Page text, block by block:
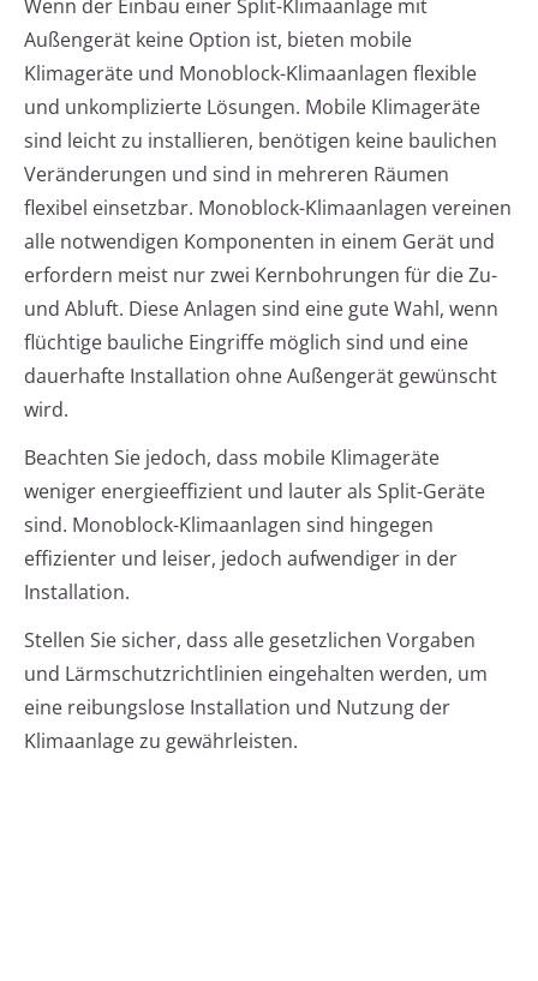
Wenn der Einbau einer Split-Klimaanlage mit
Außengerät keine Option ist, bieten mobile
Klimageräte und Monoblock-Klimaanlagen flexible
und unkomplizierte Lösungen. Mobile Klimageräte
sind leicht zu installieren, benötigen keine baulichen
Veränderungen und sind in mehreren Räumen
flexibel einsetzbar. Monoblock-Klimaanlagen vereinen
alle notwendigen Komponenten in einem Gerät und
erfordern meist nur zwei Kernbohrungen für die Zu-
und Abluft. Diese Anlagen sind eine gute Wahl, wenn
flüchtige bauliche Eingriffe möglich sind und eine
dauerhafte Installation ohne Außengerät gewünscht
wird.
Beachten Sie jedoch, dass mobile Klimageräte
weniger energieeffizient und lauter als Split-Geräte
sind. Monoblock-Klimaanlagen sind hingegen
effizienter und leiser, jedoch aufwendiger in der
Installation.
Stellen Sie sicher, dass alle gesetzlichen Vorgaben
und Lärmschutzrichtlinien eingehalten werden, um
eine reibungslose Installation und Nutzung der
Klimaanlage zu gewährleisten.